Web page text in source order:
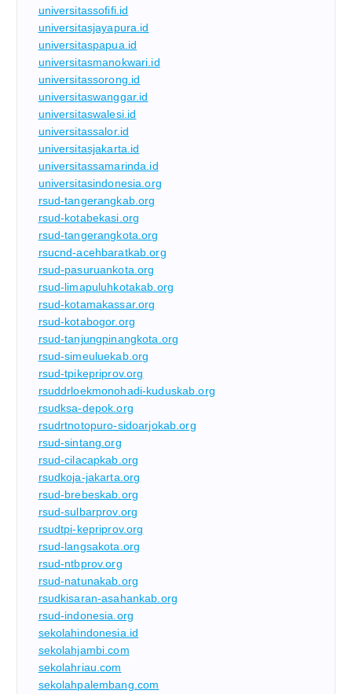
universitassofifi.id
universitasjayapura.id
universitaspapua.id
universitasmanokwari.id
universitassorong.id
universitaswanggar.id
universitaswalesi.id
universitassalor.id
universitasjakarta.id
universitassamarinda.id
universitasindonesia.org
rsud-tangerangkab.org
rsud-kotabekasi.org
rsud-tangerangkota.org
rsucnd-acehbaratkab.org
rsud-pasuruankota.org
rsud-limapuluhkotakab.org
rsud-kotamakassar.org
rsud-kotabogor.org
rsud-tanjungpinangkota.org
rsud-simeuluekab.org
rsud-tpikepriprov.org
rsuddrloekmonohadi-kuduskab.org
rsudksa-depok.org
rsudrtnotopuro-sidoarjokab.org
rsud-sintang.org
rsud-cilacapkab.org
rsudkoja-jakarta.org
rsud-brebeskab.org
rsud-sulbarprov.org
rsudtpi-kepriprov.org
rsud-langsakota.org
rsud-ntbprov.org
rsud-natunakab.org
rsudkisaran-asahankab.org
rsud-indonesia.org
sekolahindonesia.id
sekolahjambi.com
sekolahriau.com
sekolahpalembang.com